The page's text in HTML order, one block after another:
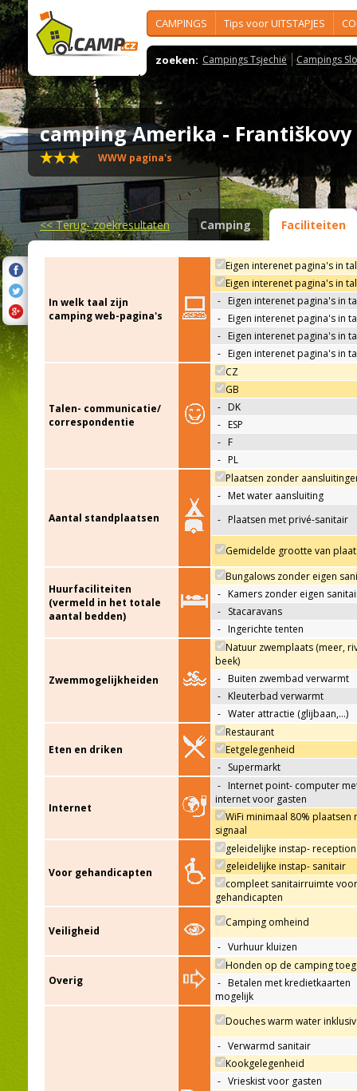
CAMPINGS Tips voor UITSTAPJES
zoeken: Campings Tsjechië Campings
camping Amerika -
WWW pagina's
<<Terug- zoekresultaten Camping Faciliteiten
In welk taal zijn
camping web-pagina's
Eigen interenet pagina's in
Eigen interenet pagina's in
- Eigen interenet pagina's in
- Eigen interenet pagina's in
- Eigen interenet pagina's in
- Eigen interenet pagina's in
Talen- communicatie/
correspondentie
CZ
GB
- DK
- ESP
- F
- PL
Aantal standplaatsen
Plaatsen zonder
- Met water aansluiting
- Plaatsen met privé-sanitair
Gemidelde grootte van
Huurfaciliteiten
(vermeld in het totale
aantal bedden)
Bungalows zonder eigen
- Kamers zonder eigen
- Stacaravans
- Ingerichte tenten
Zwemmogelijkheiden
Natuur zwemplaats (meer,
beek)
- Buiten zwembad verwarmt
- Kleuterbad verwarmt
- Water attractie (glijbaan,…)
Eten en driken
Restaurant
Eetgelegenheid
- Supermarkt
Internet
- Internet point- computer
internet voor gasten
WiFi minimaal 80% plaatsen
signaal
Voor gehandicapten
geleidelijke instap- reception
geleidelijke instap- sanitair
compleet sanitairruimte voor
gehandicapten
Veiligheid
Camping omheind
- Vurhuur kluizen
Overig
Honden op de camping
- Betalen met kredietkaarten
mogelijk
Douches warm water
- Verwarmd sanitair
Kookgelegenheid
- Vrieskist voor gasten